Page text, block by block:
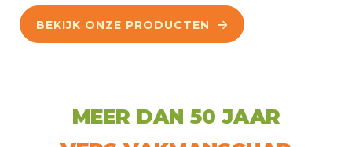
BEKIJK ONZE PRODUCTEN
MEER DAN 50 JAAR